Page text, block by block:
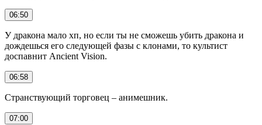
06:50
У дракона мало хп, но если ты не сможешь убить дракона и
дождешься его следующей фазы с клонами, то культист
доспавнит Ancient Vision.
06:58
Странствующий торговец – анимешник.
07:00